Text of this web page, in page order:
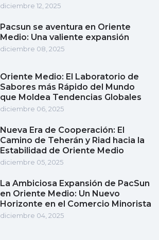
diciembre 12, 2025
Pacsun se aventura en Oriente
Medio: Una valiente expansión
diciembre 08, 2025
Oriente Medio: El Laboratorio de
Sabores más Rápido del Mundo
que Moldea Tendencias Globales
diciembre 06, 2025
Nueva Era de Cooperación: El
Camino de Teherán y Riad hacia la
Estabilidad de Oriente Medio
diciembre 05, 2025
La Ambiciosa Expansión de PacSun
en Oriente Medio: Un Nuevo
Horizonte en el Comercio Minorista
diciembre 04, 2025